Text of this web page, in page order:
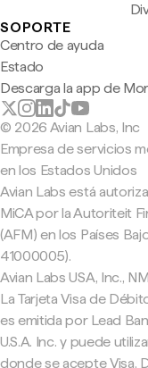
SOPORTE
Centro de ayuda
Estado
Descarga la app de
© 2026 Avian Labs, Inc
Empresa de servicios
en los Estados Unidos
Avian Labs está
MiCA por la Autoriteit
(AFM) en los Países
41000005).
Avian Labs USA, Inc.,
La Tarjeta Visa de
es emitida por Lead
U.S.A. Inc. y puede
donde se acepte Visa.